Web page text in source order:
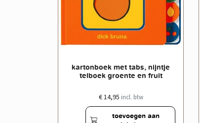
kartonboek met tabs, nijntje
telboek groente en fruit
€ 14,95 incl. btw
toevoegen aan